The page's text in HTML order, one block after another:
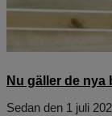
Nu gäller de nya
Sedan den 1 juli